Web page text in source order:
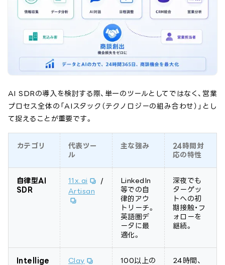
AI SDRの導入を検討する際、単一のツールとしてではなく、営業
プロセス全体の「AIスタック（テクノロジーの組み合わせ）」とし
て捉えることが重要です。
カテゴリ
代表ツー
ル
主な強み
24時間対
応の特性
自律型AI
SDR
11x.ai
/
Artisan
LinkedIn
等での自
律的アウ
トリーチ。
英語圏デ
ータに最
適化。
深夜でも
ターゲッ
トへの初
期接触・フ
ォローを
継続。
Intellige
Clay
100以上の
24時間、